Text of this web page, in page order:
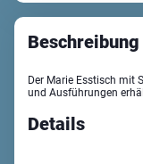
Beschreibung
Der Marie Esstisch mit
und Ausführungen
Details